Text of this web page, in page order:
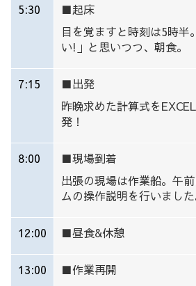
5:30
■起床
目を覚ますと時刻は5時半
い!」と思いつつ、朝食。
7:15
■出発
昨晩求めた計算式を
発！
8:00
■現場到着
出張の現場は作業船。午
ムの操作説明を行いました
12:00 ■昼食&休憩
13:00
■作業再開